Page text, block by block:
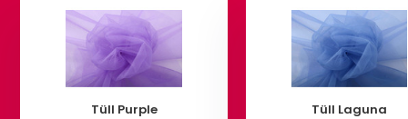
Tüll Purple Tüll Laguna